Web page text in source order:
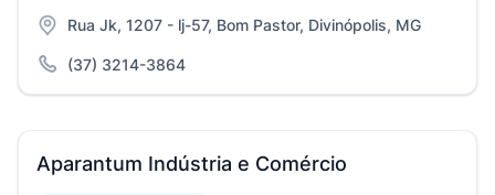
Rua Jk, 1207 - lj-57, Bom Pastor, Divinópolis, MG
(37) 3214-3864
Aparantum Indústria e Comércio